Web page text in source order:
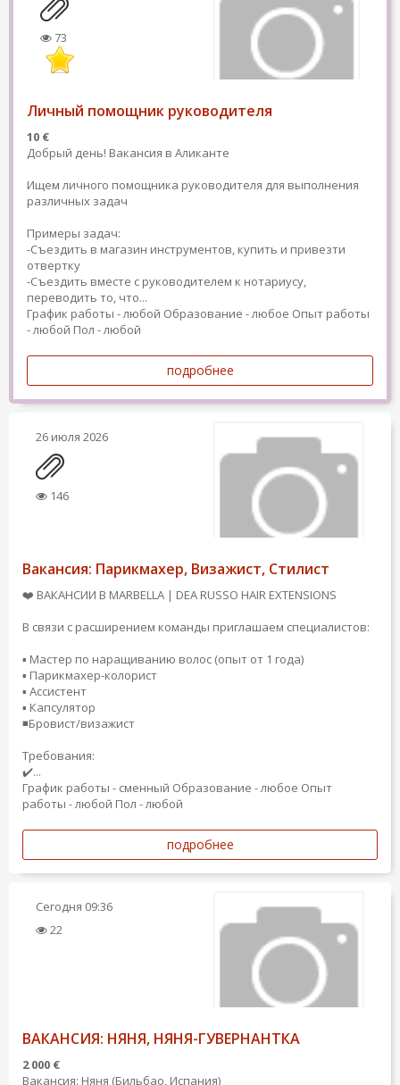
73
Личный помощник руководителя
10 €
Добрый день! Вакансия в Аликанте
Ищем личного помощника руководителя для выполнения
различных задач
Примеры задач:
-Съездить в магазин инструментов, купить и привезти
отвертку
-Съездить вместе с руководителем к нотариусу,
переводить то, что...
График работы - любой Образование - любое Опыт работы
- любой Пол - любой
подробнее
26 июля 2026
146
Вакансия: Парикмахер, Визажист, Стилист
❤️ ВАКАНСИИ В MARBELLA | DEA RUSSO HAIR EXTENSIONS
В связи с расширением команды приглашаем специалистов:
▪️ Мастер по наращиванию волос (опыт от 1 года)
▪️ Парикмахер-колорист
▪️ Ассистент
▪️ Капсулятор
◾️Бровист/визажист
Требования:
✔️...
График работы - сменный Образование - любое Опыт
работы - любой Пол - любой
подробнее
Сегодня 09:36
22
ВАКАНСИЯ: НЯНЯ, НЯНЯ-ГУВЕРНАНТКА
2 000 €
Вакансия: Няня (Бильбао, Испания)